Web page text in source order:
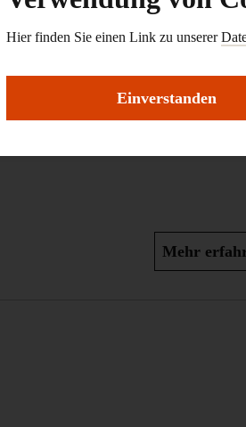
Mehr
Hier finden Sie einen Link zu unserer
Einverstanden